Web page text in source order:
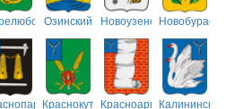
Озинский НовоузенскийНовобурасский
КраснокутскийКрасноармейский
Калининский